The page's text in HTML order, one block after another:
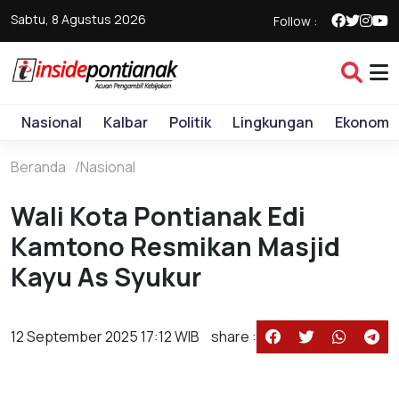
Sabtu, 8 Agustus 2026 Follow :
Nasional Kalbar Politik Lingkungan Ekonomi
Beranda Nasional
Wali Kota Pontianak Edi
Kamtono Resmikan Masjid
Kayu As Syukur
12 September 2025 17:12 WIB share :